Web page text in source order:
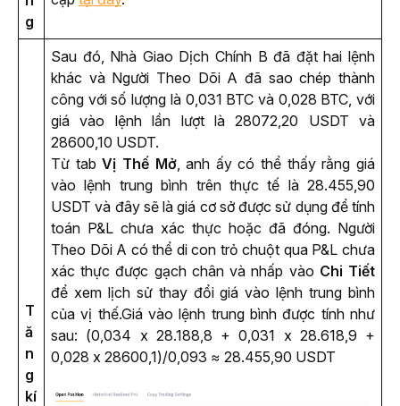
g
T
ă
n
g
kí
Sau đó, Nhà Giao Dịch Chính B đã đặt hai lệnh
khác và Người Theo Dõi A đã sao chép thành
công với số lượng là 0,031 BTC và 0,028 BTC, với
giá vào lệnh lần lượt là 28072,20 USDT và
28600,10 USDT.
Từ tab Vị Thế Mở, anh ấy có thể thấy rằng giá
vào lệnh trung bình trên thực tế là 28.455,90
USDT và đây sẽ là giá cơ sở được sử dụng để tính
toán P&L chưa xác thực hoặc đã đóng. Người
Theo Dõi A có thể di con trỏ chuột qua P&L chưa
xác thực được gạch chân và nhấp vào
để xem lịch sử thay đổi giá vào lệnh trung bình
của vị thế.Giá vào lệnh trung bình được tính như
sau: (0,034 x 28.188,8 + 0,031 x 28.618,9 +
0,028 x 28600,1)/0,093 ≈ 28.455,90 USDT